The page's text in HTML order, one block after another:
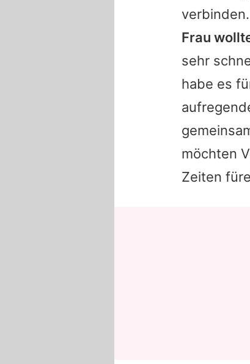
Frau
sehr
habe es
möchten
Zeiten